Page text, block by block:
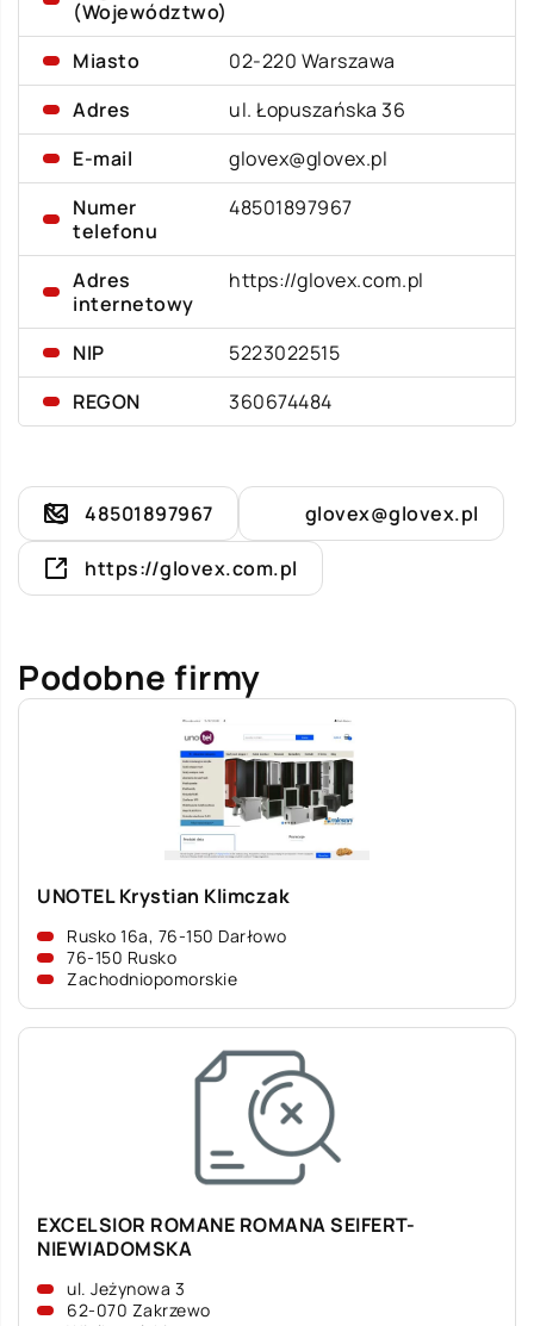
(Województwo)
Miasto
02-220 Warszawa
Adres
ul. Łopuszańska 36
E-mail
glovex@glovex.pl
Numer
telefonu
48501897967
Adres
internetowy
https://glovex.com.pl
NIP
5223022515
REGON
360674484
48501897967 glovex@glovex.pl
https://glovex.com.pl
Podobne firmy
UNOTEL Krystian Klimczak
Rusko 16a, 76-150 Darłowo
76-150 Rusko
Zachodniopomorskie
EXCELSIOR ROMANE ROMANA SEIFERT-
NIEWIADOMSKA
ul. Jeżynowa 3
62-070 Zakrzewo